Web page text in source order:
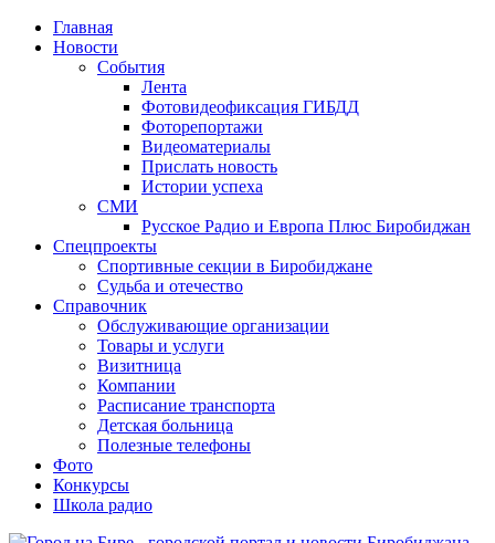
Главная
Новости
События
Лента
Фотовидеофиксация ГИБДД
Фоторепортажи
Видеоматериалы
Прислать новость
Истории успеха
СМИ
Русское Радио и Европа Плюс Биробиджан
Спецпроекты
Спортивные секции в Биробиджане
Судьба и отечество
Справочник
Обслуживающие организации
Товары и услуги
Визитница
Компании
Расписание транспорта
Детская больница
Полезные телефоны
Фото
Конкурсы
Школа радио